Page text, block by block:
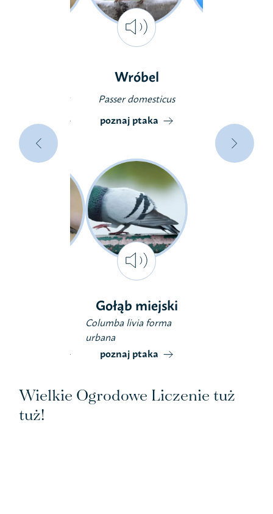
Wróbel
Passer domesticus
poznaj ptaka
Gołąb miejski
Columba livia forma
urbana
poznaj ptaka
Wielkie Ogrodowe Liczenie tuż
tuż!